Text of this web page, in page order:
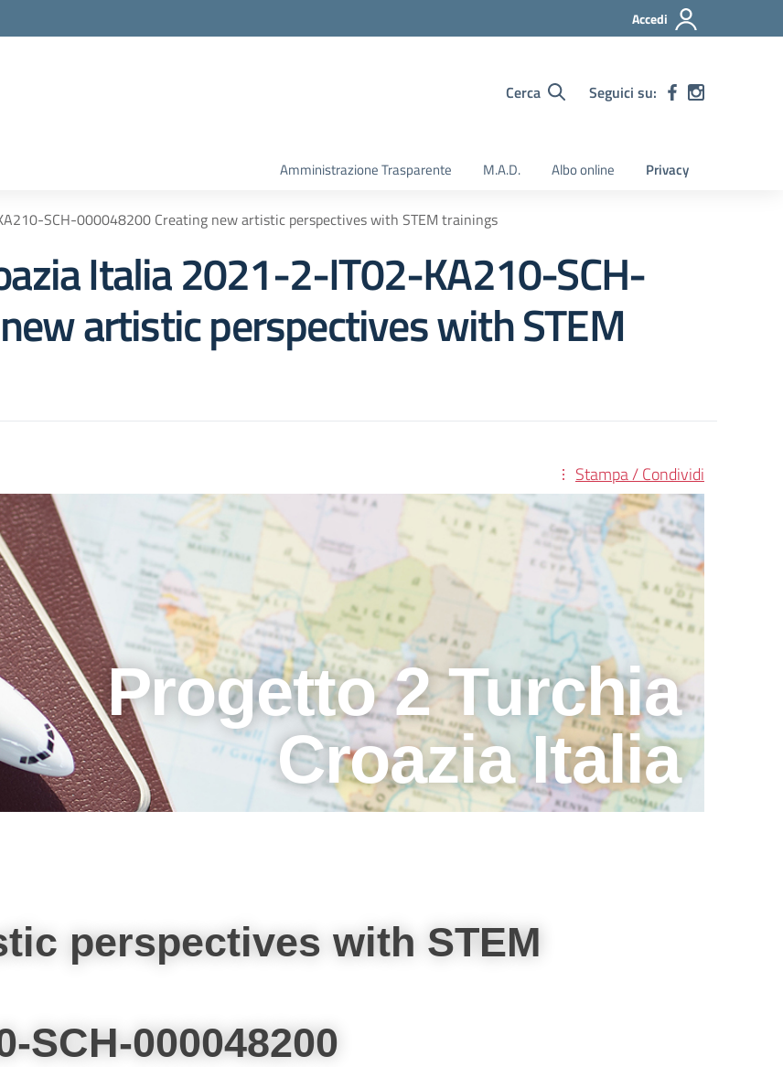
Accedi
Cerca Seguici su:
Amministrazione Trasparente M.A.D. Albo online Privacy
SCH-000048200 Creating new artistic perspectives with STEM trainings
Italia 2021-2-IT02-KA210-SCH-
artistic perspectives with STEM
Stampa / Condividi
Progetto 2 Turchia
Croazia Italia
perspectives with STEM
SCH-000048200